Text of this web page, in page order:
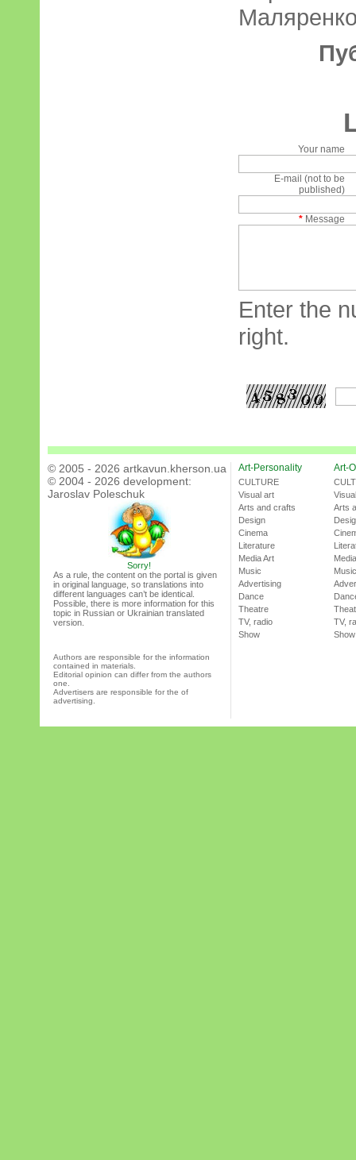
Your name
E-mail (not to be
published)
* Message
Enter the
right.
© 2005 - 2026 artkavun.kherson.ua
© 2004 - 2026 development:
Jaroslav Poleschuk
Sorry!
As a rule, the content on the portal is given
in original language, so translations into
different languages can’t be identical.
Possible, there is more information for this
topic in Russian or Ukrainian translated
version.
Authors are responsible for the information
contained in materials.
Editorial opinion can differ from the authors
one.
Advertisers are responsible for the of
advertising.
Art-Personality
CULTURE
Visual art
Arts and crafts
Design
Cinema
Literature
Media Art
Music
Advertising
Dance
Theatre
TV, radio
Show
Art-
Arts
Music
TV,
Show